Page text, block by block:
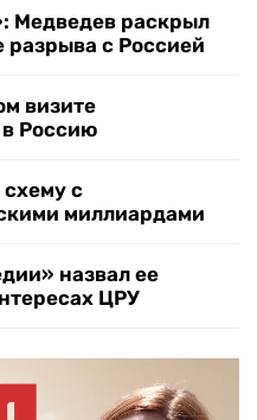
Медведев раскрыл
разрыва с Россией
визите
Россию
с
миллиардами
назвал ее
ЦРУ